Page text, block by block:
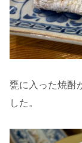
甕に入った焼酎
した。